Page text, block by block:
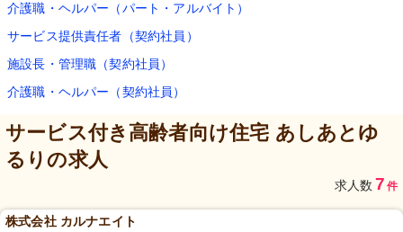
介護職・ヘルパー（パート・アルバイト）
サービス提供責任者（契約社員）
施設長・管理職（契約社員）
介護職・ヘルパー（契約社員）
サービス付き高齢者向け住宅 あしあとゆ
るりの求人
求人数 7 件
株式会社 カルナエイト